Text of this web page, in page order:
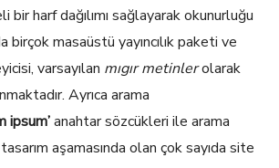
bir harf dağılımı sağlayarak okunurluğu
birçok masaüstü yayıncılık paketi ve
varsayılan mıgır metinlerolarak
Ayrıca arama
ipsum’anahtar sözcükleri ile arama
aşamasında olan çok sayıda site